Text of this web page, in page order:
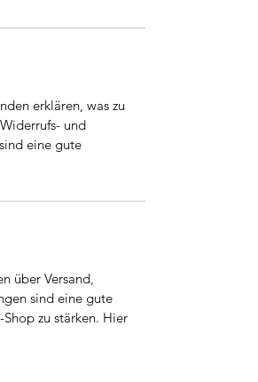
erklären, was zu
und
eine gute
über Versand,
sind eine gute
zu stärken. Hier